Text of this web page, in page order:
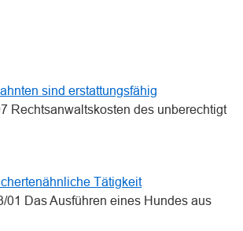
sind erstattungsfähig
Rechtsanwaltskosten des unberechtigt
Tätigkeit
01 Das Ausführen eines Hundes aus